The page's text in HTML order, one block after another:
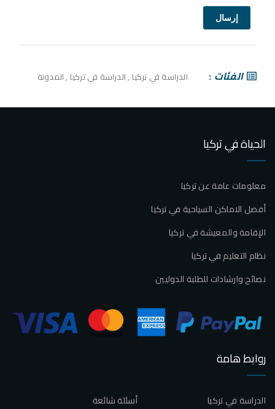
الفئات الدراسة في تركيا ,الدراسة في تركيا ,المدونة
إرسال
الحياة في تركيا
معلومات عامة عن تركيا
أفضل الاماكن السياحية في تركيا
الإقامة والمعيشة في تركيا
نظام التعليم في تركيا
نصائح وارشادات للطلبة الدوليين
روابط هامة
أسئلة شائعة
الدراسة في تركيا